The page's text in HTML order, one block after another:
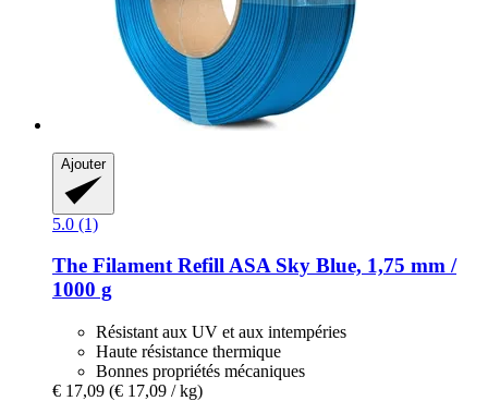
Ajouter
5.0 (1)
The FilamentRefill ASA Sky Blue, 1,75 mm /
1000 g
Résistant aux UV et aux intempéries
Haute résistance thermique
Bonnes propriétés mécaniques
€ 17,09 (€ 17,09 / kg)